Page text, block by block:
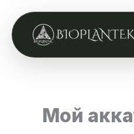
content
Мой